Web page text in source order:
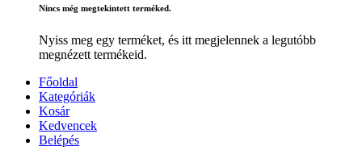
Nincs még megtekintett terméked.
Nyiss meg egy terméket, és itt megjelennek a legutóbb
megnézett termékeid.
Főoldal
Kategóriák
Kosár
Kedvencek
Belépés